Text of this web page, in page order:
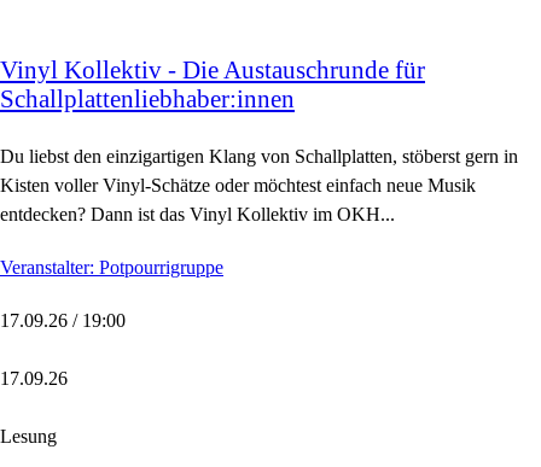
Vinyl Kollektiv - Die Austauschrunde für
Schallplattenliebhaber:innen
Du liebst den einzigartigen Klang von Schallplatten, stöberst gern in
Kisten voller Vinyl-Schätze oder möchtest einfach neue Musik
entdecken? Dann ist das Vinyl Kollektiv im OKH...
Veranstalter: Potpourrigruppe
17.09.26 / 19:00
17.09.26
Lesung